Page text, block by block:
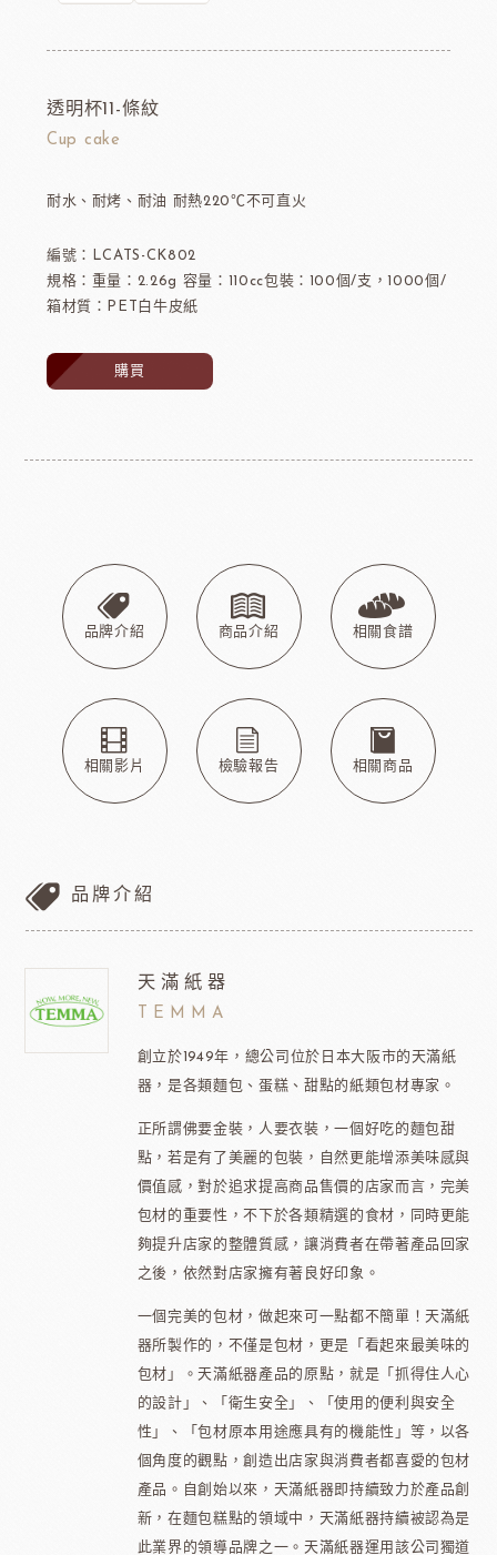
透明杯11-條紋
Cup cake
耐水、耐烤、耐油 耐熱220℃不可直火
編號：LCATS-CK802
規格：重量：2.26g 容量：110cc包裝：100個/支，1000個/
箱材質：PET白牛皮紙
購買
品牌介紹 商品介紹 相關食譜
相關影片 檢驗報告 相關商品
品牌介紹
天滿紙器
TEMMA
創立於1949年，總公司位於日本大阪市的天滿紙
器，是各類麵包、蛋糕、甜點的紙類包材專家。
正所謂佛要金裝，人要衣裝，一個好吃的麵包甜
點，若是有了美麗的包裝，自然更能增添美味感與
價值感，對於追求提高商品售價的店家而言，完美
包材的重要性，不下於各類精選的食材，同時更能
夠提升店家的整體質感，讓消費者在帶著產品回家
之後，依然對店家擁有著良好印象。
一個完美的包材，做起來可一點都不簡單！天滿紙
器所製作的，不僅是包材，更是「看起來最美味的
包材」。天滿紙器產品的原點，就是「抓得住人心
的設計」、「衛生安全」、「使用的便利與安全
性」、「包材原本用途應具有的機能性」等，以各
個角度的觀點，創造出店家與消費者都喜愛的包材
產品。自創始以來，天滿紙器即持續致力於產品創
新，在麵包糕點的領域中，天滿紙器持續被認為是
此業界的領導品牌之一。天滿紙器運用該公司獨道